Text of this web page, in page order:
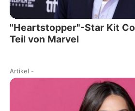
"Heartstopper"-Star Kit
Teil von Marvel
Artikel -